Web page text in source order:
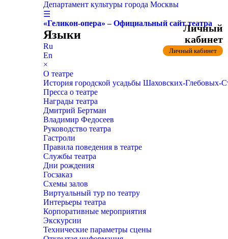
Департамент культуры города Москвы
☰
«Геликон-опера» – Официальный сайт театра
Языки
Ru
En
×
О театре
История городской усадьбы Шаховских-
Пресса о театре
Награды театра
Дмитрий Бертман
Владимир Федосеев
Руководство театра
Гастроли
Правила поведения в театре
Службы театра
Дни рождения
Госзаказ
Схемы залов
Виртуальный тур по театру
Интерьеры театра
Корпоративные мероприятия
Экскурсии
Технические параметры сцены
Личный
кабинет
Личный кабинет